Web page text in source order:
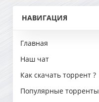
НАВИГАЦИЯ
Главная
Наш чат
Как скачать торрент ?
Популярные торренты